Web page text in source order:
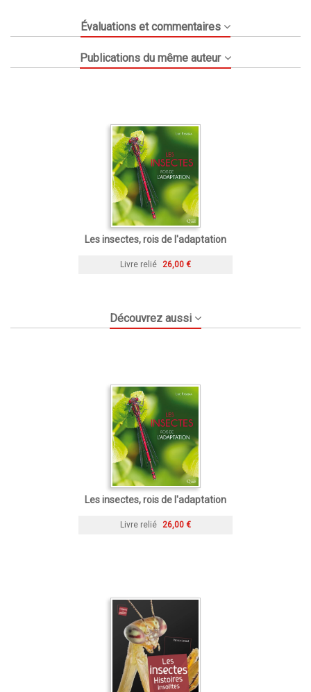
Évaluations et commentaires
Publications du même auteur
Les insectes, rois de l'adaptation
Livre relié 26,00 €
Découvrez aussi
Les insectes, rois de l'adaptation
Livre relié 26,00 €